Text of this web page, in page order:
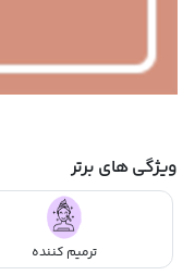
ویژگی های برتر
ترمیم کننده